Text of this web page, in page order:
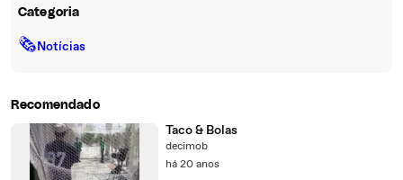
Categoria
🗞Notícias
Recomendado
Taco & Bolas
decimob
há 20 anos